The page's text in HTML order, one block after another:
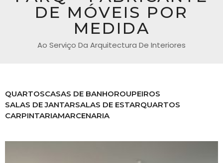
DE MÓVEIS POR
MEDIDA
Ao Serviço Da Arquitectura De Interiores
QUARTOSCASAS DE BANHOROUPEIROS
SALAS DE JANTARSALAS DE ESTARQUARTOS
CARPINTARIAMARCENARIA